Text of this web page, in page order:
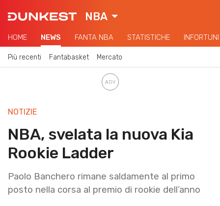
NBA
HOME NEWS FANTA NBA STATISTICHE INFORTUNI
Più recenti Fantabasket Mercato
NOTIZIE
NBA, svelata la nuova Kia
Rookie Ladder
Paolo Banchero rimane saldamente al primo
posto nella corsa al premio di rookie dell’anno